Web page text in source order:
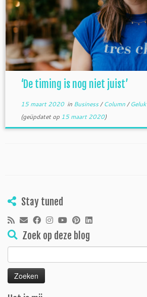
‘De timing is nog niet juist’
15 maart 2020in Business/Column/Geluk
(geüpdatet op 15 maart 2020)
Stay tuned
Zoek op deze blog
Zoeken
naar: